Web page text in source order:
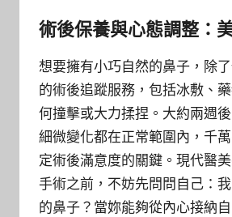
術後保養與心態調整：
想要擁有小巧自然的鼻子，除
的術後追蹤服務，包括冰敷、
何撞擊或大力揉捏。大約兩週
細微變化都在正常範圍內，千
定術後滿意度的關鍵。現代醫
手術之前，不妨先問問自己：
的鼻子？當妳能夠從內心接納